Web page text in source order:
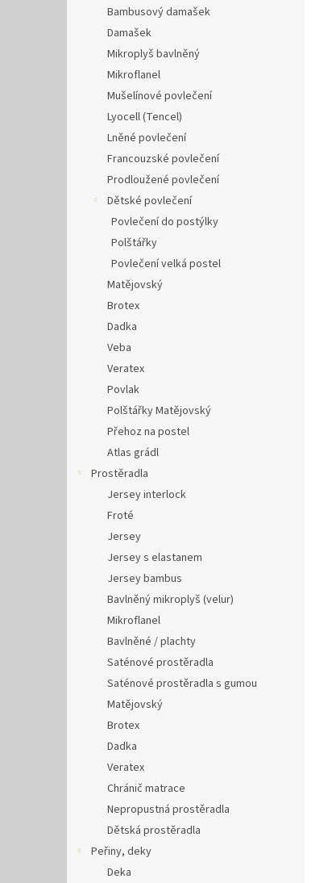
Bambusový damašek
Damašek
Mikroplyš bavlněný
Mikroflanel
Mušelínové povlečení
Lyocell (Tencel)
Lněné povlečení
Francouzské povlečení
Prodloužené povlečení
Dětské povlečení
Povlečení do postýlky
Polštářky
Povlečení velká postel
Matějovský
Brotex
Dadka
Veba
Veratex
Povlak
Polštářky Matějovský
Přehoz na postel
Atlas grádl
Prostěradla
Jersey interlock
Froté
Jersey
Jersey s elastanem
Jersey bambus
Bavlněný mikroplyš (velur)
Mikroflanel
Bavlněné / plachty
Saténové prostěradla
Saténové prostěradla s gumou
Matějovský
Brotex
Dadka
Veratex
Chránič matrace
Nepropustná prostěradla
Dětská prostěradla
Peřiny, deky
Deka